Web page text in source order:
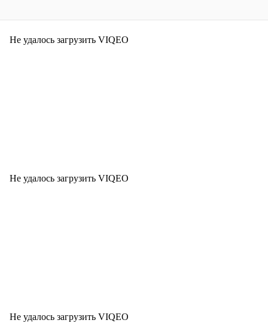
Не удалось загрузить VIQEO
Не удалось загрузить VIQEO
Не удалось загрузить VIQEO